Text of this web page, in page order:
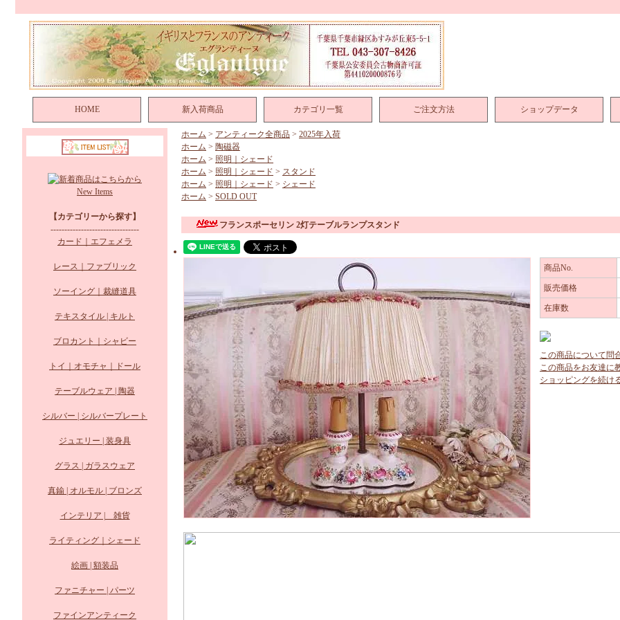
HOME 新入荷商品 カテゴリ一覧 ご注文方法 ショップデータ
New Items
【カテゴリーから探す】
--------------------------------
カード｜エフェメラ
レース｜ファブリック
ソーイング｜裁縫道具
テキスタイル | キルト
ブロカント｜シャビー
トイ｜オモチャ｜ドール
テーブルウェア | 陶器
シルバー | シルバープレート
ジュエリー | 装身具
グラス | ガラスウェア
真鍮 | オルモル | ブロンズ
インテリア | 雑貨
ライティング｜シェード
絵画 | 額装品
ファニチャー | パーツ
ファインアンティーク
ホーム > アンティーク全商品 > 2025年入荷
ホーム > 陶磁器
ホーム > 照明｜シェード
ホーム > 照明｜シェード > スタンド
ホーム > 照明｜シェード > シェード
ホーム > SOLD OUT
フランスポーセリン 2灯テーブルランプスタンド
商品No.
販売価格
在庫数
この商品について問
この商品をお友達に
ショッピングを続け